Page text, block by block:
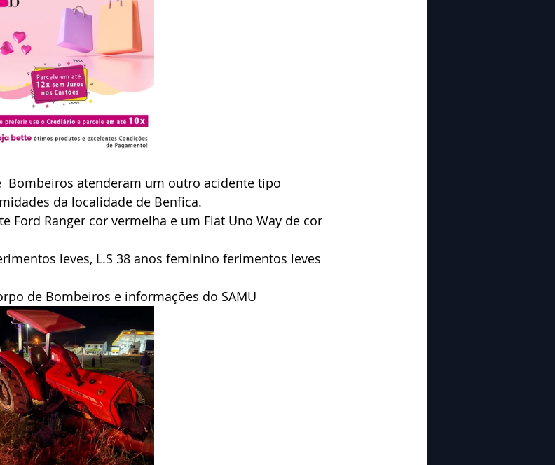
da localidade de Benfica.
Ford Ranger cor vermelha e um Fiat Uno Way de cor
leves, L.S 38 anos feminino ferimentos leves
de Bombeiros e informações do SAMU